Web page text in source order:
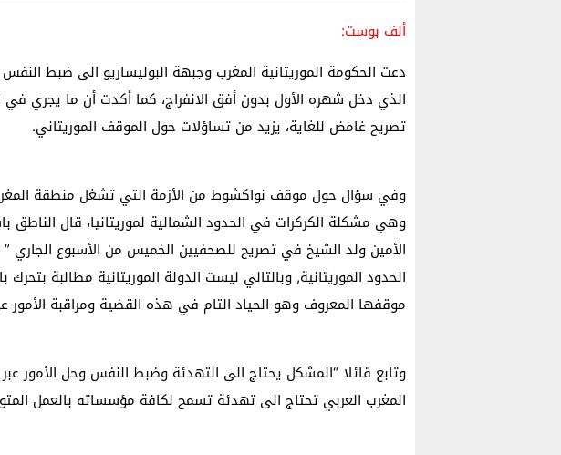
ألف بوست:
دعت الحكومة الموريتانية المغرب وجبهة البوليساريو الى ضبط النفس
الذي دخل شهره الأول بدون أفق الانفراج، كما أكدت أن ما يجري
تصريح غامض للغاية، يزيد من تساؤلات حول الموقف الموريتاني.
وفي سؤال حول موقف نواكشوط من الأزمة التي تشغل منطقة المغرب
وهي مشكلة الكركرات في الحدود الشمالية لموريتانيا، قال الناطق
الأمين ولد الشيخ في تصريح للصحفيين الخميس من الأسبوع الجاري
الحدود الموريتانية, وبالتالي ليست الدولة الموريتانية مطالبة
موقفها المعروف وهو الحياد التام في هذه القضية ومراقبة الأمور
وتابع قائلا “المشكل يحتاج الى التهدئة وضبط النفس وحل الأمور
المغرب العربي تحتاج الى تهدئة تسمح لكافة مؤسساته بالعمل